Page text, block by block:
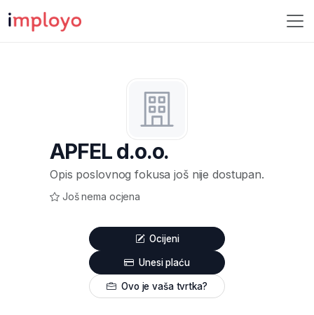
APFEL d.o.o.
Opis poslovnog fokusa još nije dostupan.
Još nema ocjena
Ocijeni
Unesi plaću
Ovo je vaša tvrtka?